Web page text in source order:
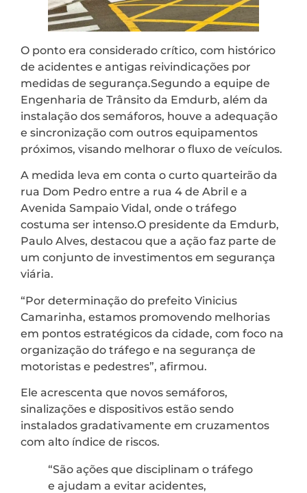
O ponto era considerado crítico, com histórico
de acidentes e antigas reivindicações por
medidas de segurança.Segundo a equipe de
Engenharia de Trânsito da Emdurb, além da
instalação dos semáforos, houve a adequação
e sincronização com outros equipamentos
próximos, visando melhorar o fluxo de veículos.
A medida leva em conta o curto quarteirão da
rua Dom Pedro entre a rua 4 de Abril e a
Avenida Sampaio Vidal, onde o tráfego
costuma ser intenso.O presidente da Emdurb,
Paulo Alves, destacou que a ação faz parte de
um conjunto de investimentos em segurança
viária.
“Por determinação do prefeito Vinicius
Camarinha, estamos promovendo melhorias
em pontos estratégicos da cidade, com foco na
organização do tráfego e na segurança de
motoristas e pedestres”, afirmou.
Ele acrescenta que novos semáforos,
sinalizações e dispositivos estão sendo
instalados gradativamente em cruzamentos
com alto índice de riscos.
“São ações que disciplinam o tráfego
e ajudam a evitar acidentes,